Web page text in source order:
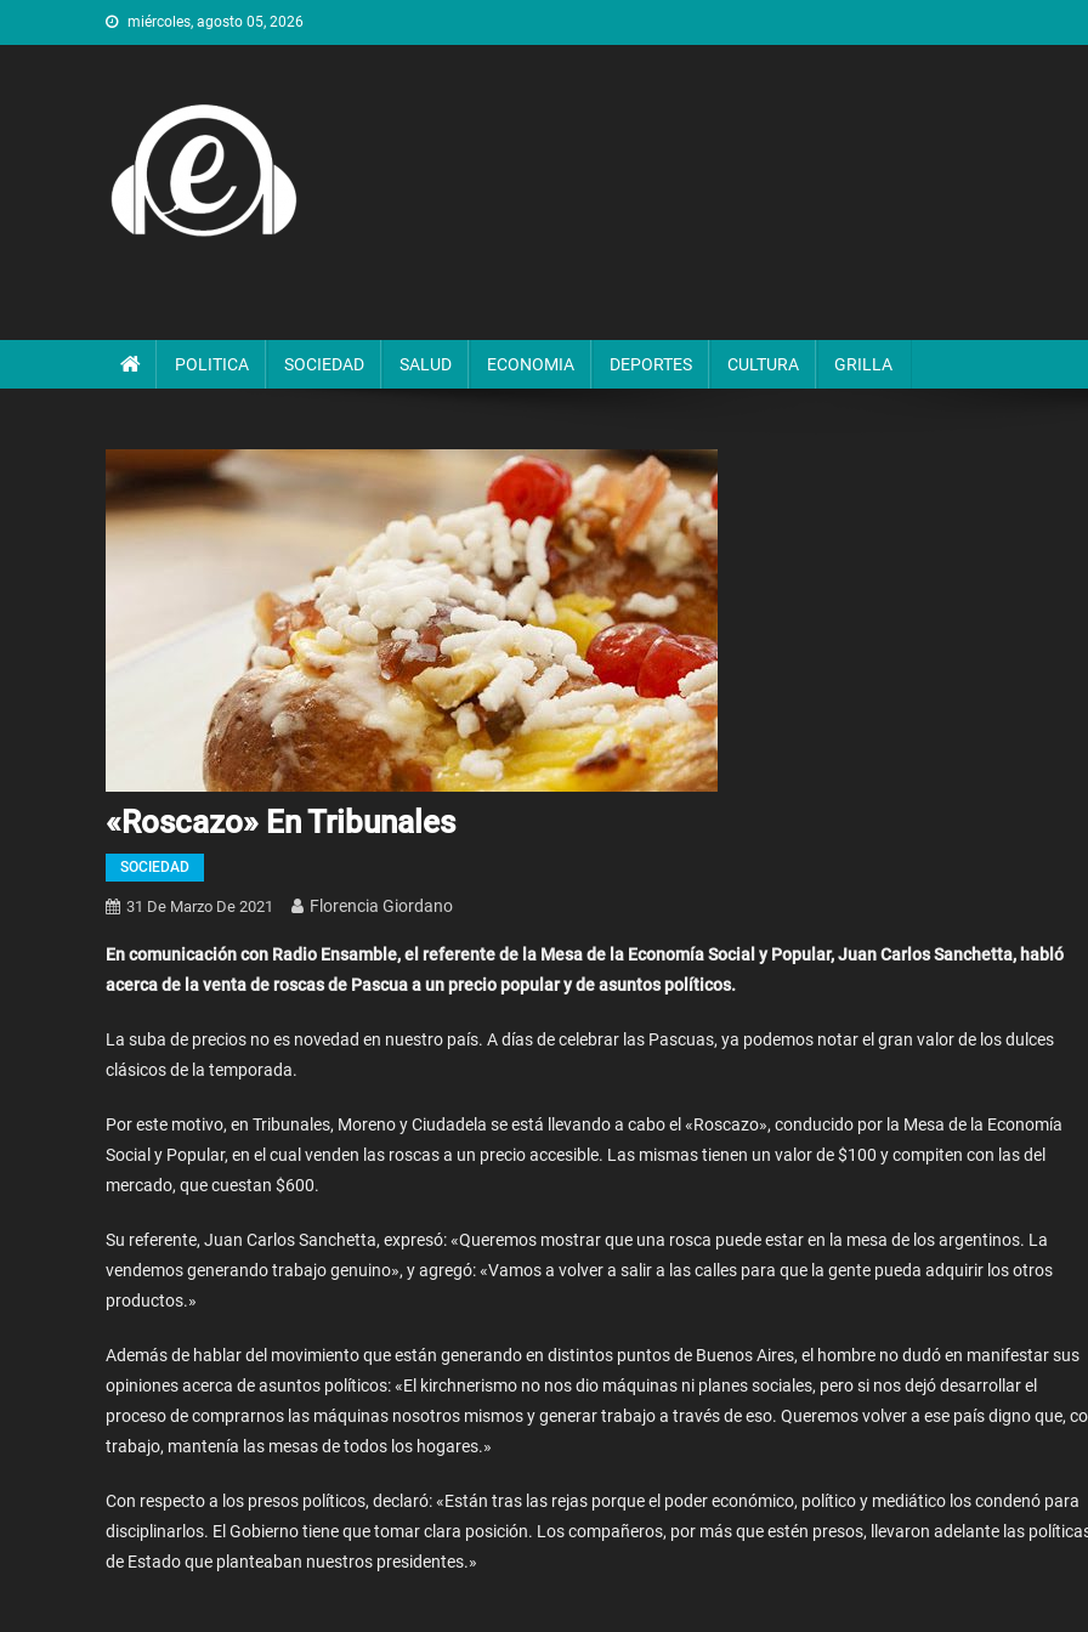
al
miércoles, agosto 05, 2026
POLITICA SOCIEDAD SALUD ECONOMIA DEPORTES CULTURA GRILLA
«Roscazo» En Tribunales
SOCIEDAD
31 De Marzo De 2021 Florencia Giordano
En comunicación con Radio Ensamble, el referente de la Mesa de la Economía Social y Popular, Juan Carlos Sanchetta, habló
acerca de la venta de roscas de Pascua a un precio popular y de asuntos políticos.
La suba de precios no es novedad en nuestro país. A días de celebrar las Pascuas, ya podemos notar el gran valor de los dulces
clásicos de la temporada.
Por este motivo, en Tribunales, Moreno y Ciudadela se está llevando a cabo el «Roscazo», conducido por la Mesa de la Economía
Social y Popular, en el cual venden las roscas a un precio accesible. Las mismas tienen un valor de $100 y compiten con las del
mercado, que cuestan $600.
Su referente, Juan Carlos Sanchetta, expresó: «Queremos mostrar que una rosca puede estar en la mesa de los argentinos. La
vendemos generando trabajo genuino», y agregó: «Vamos a volver a salir a las calles para que la gente pueda adquirir los otros
productos.»
Además de hablar del movimiento que están generando en distintos puntos de Buenos Aires, el hombre no dudó en manifestar sus
opiniones acerca de asuntos políticos: «El kirchnerismo no nos dio máquinas ni planes sociales, pero si nos dejó desarrollar el
proceso de comprarnos las máquinas nosotros mismos y generar trabajo a través de eso. Queremos volver a ese país digno que,
trabajo, mantenía las mesas de todos los hogares.»
Con respecto a los presos políticos, declaró: «Están tras las rejas porque el poder económico, político y mediático los condenó para
disciplinarlos. El Gobierno tiene que tomar clara posición. Los compañeros, por más que estén presos, llevaron adelante las
de Estado que planteaban nuestros presidentes.»